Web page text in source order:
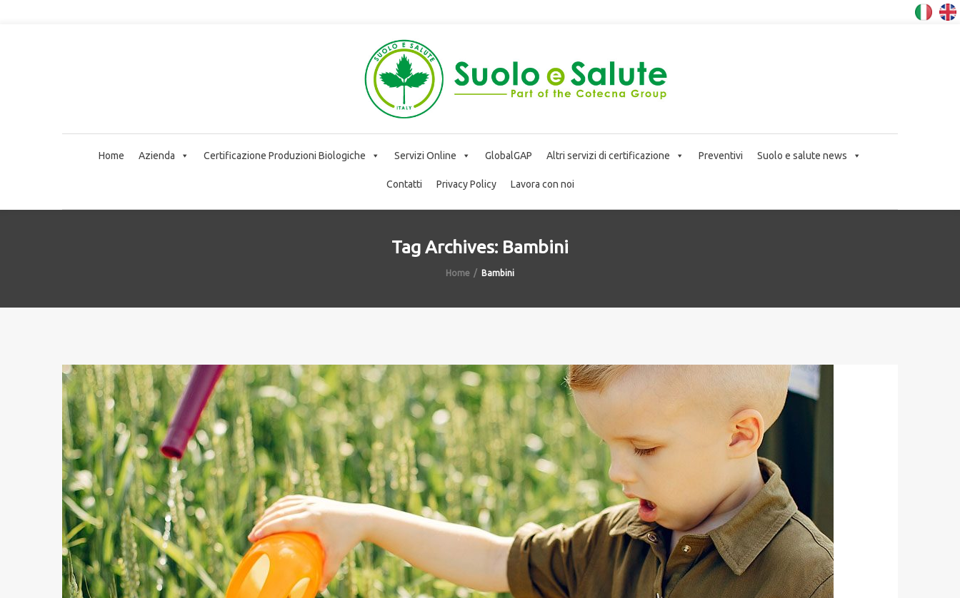
Home Azienda Certificazione Produzioni Biologiche Servizi Online GlobalGAP Altri servizi di certificazione Preventivi Suolo e salute news
Contatti Privacy Policy Lavora con noi
Tag Archives: Bambini
Home Bambini